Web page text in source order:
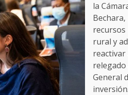
la
recursos
rural y
reactivar
General
inversión.